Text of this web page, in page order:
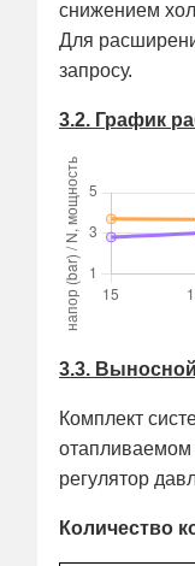
снижением
Для
запросу.
3.2. График
3.3.
Комплект
регулятор
Количество